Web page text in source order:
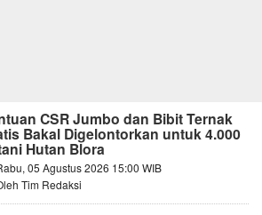
CSR Jumbo dan Bibit Ternak
Bakal Digelontorkan untuk 4.000
Hutan Blora
05 Agustus 2026 15:00 WIB
Tim Redaksi